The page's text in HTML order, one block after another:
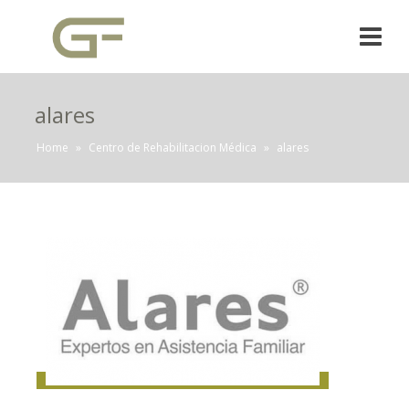
alares
Home » Centro de Rehabilitacion Médica » alares